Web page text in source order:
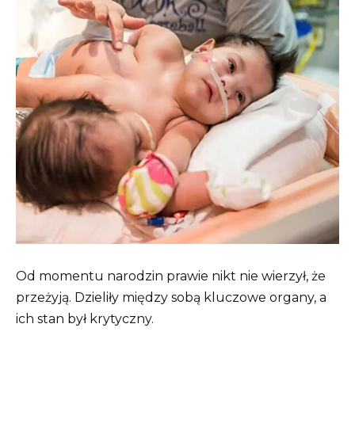
Od momentu narodzin prawie nikt nie wierzył, że
przeżyją. Dzieliły między sobą kluczowe organy, a
ich stan był krytyczny.